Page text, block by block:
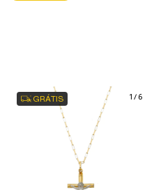
1 / 6
GRÁTIS